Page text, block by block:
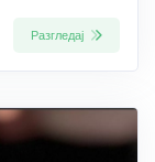
Разгледај